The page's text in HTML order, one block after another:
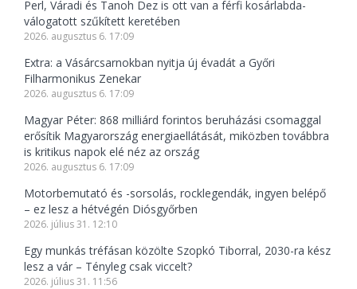
Perl, Váradi és Tanoh Dez is ott van a férfi kosárlabda-
válogatott szűkített keretében
2026. augusztus 6. 17:09
Extra: a Vásárcsarnokban nyitja új évadát a Győri
Filharmonikus Zenekar
2026. augusztus 6. 17:09
Magyar Péter: 868 milliárd forintos beruházási csomaggal
erősítik Magyarország energiaellátását, miközben továbbra
is kritikus napok elé néz az ország
2026. augusztus 6. 17:09
Motorbemutató és -sorsolás, rocklegendák, ingyen belépő
– ez lesz a hétvégén Diósgyőrben
2026. július 31. 12:10
Egy munkás tréfásan közölte Szopkó Tiborral, 2030-ra kész
lesz a vár – Tényleg csak viccelt?
2026. július 31. 11:56